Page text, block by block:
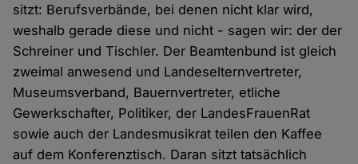
sitzt: Berufsverbände, bei denen nicht klar wird,
weshalb gerade diese und nicht - sagen wir: der der
Schreiner und Tischler. Der Beamtenbund ist gleich
zweimal anwesend und Landeselternvertreter,
Museumsverband, Bauernvertreter, etliche
Gewerkschafter, Politiker, der LandesFrauenRat
sowie auch der Landesmusikrat teilen den Kaffee
auf dem Konferenztisch. Daran sitzt tatsächlich